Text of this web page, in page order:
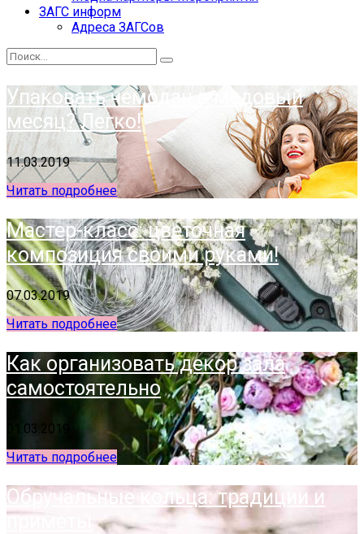
ЗАГС информ
Адреса ЗАГСов
Упаковать чемодан в медовый
месяц? Легко!
11.03.2019
Читать подробнее
Мастер-класс: цветочная
композиция своими руками!
07.03.2019
Читать подробнее
Как организовать декор зала
самостоятельно
01.03.2019
Читать подробнее
Обручальные кольца: традиции и
приметы